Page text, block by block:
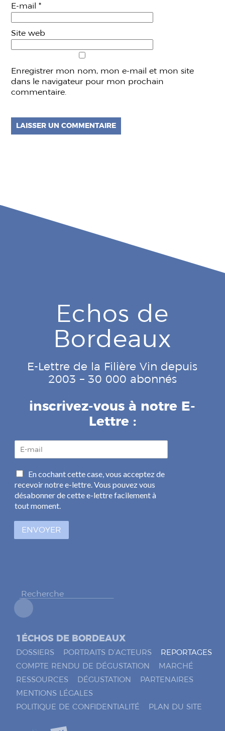
E-mail*
Site web
Enregistrer mon nom, mon e-mail et mon site
dans le navigateur pour mon prochain
commentaire.
Echos de
Bordeaux
E-Lettre de la Filière Vin depuis
2003 – 30 000 abonnés
inscrivez-vous à notre E-
Lettre :
a
i
l
*
C
a
s
e
à
En cochant cette case, vous acceptez de
recevoir notre e-lettre. Vous pouvez vous
désabonner de cette e-lettre facilement à
tout moment.
ENVOYER
1ÉCHOS DE BORDEAUX
DOSSIERS PORTRAITS D’ACTEURS
REPORTAGES
COMPTE RENDU DE DÉGUSTATION
MARCHÉ
RESSOURCES
DÉGUSTATION
PARTENAIRES
MENTIONS LÉGALES
POLITIQUE DE CONFIDENTIALITÉ
PLAN DU SITE